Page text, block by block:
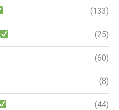
(133)
(25)
(60)
(8)
(44)